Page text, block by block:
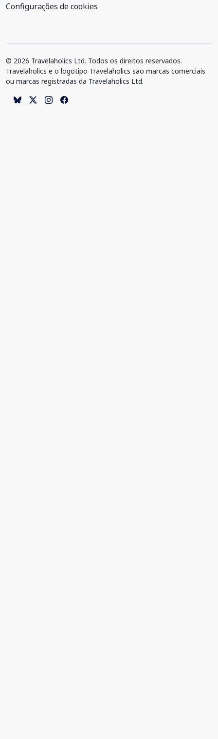
Configurações de cookies
© 2026 Travelaholics Ltd. Todos os direitos reservados.
Travelaholics e o logotipo Travelaholics são marcas comerciais
ou marcas registradas da Travelaholics Ltd.